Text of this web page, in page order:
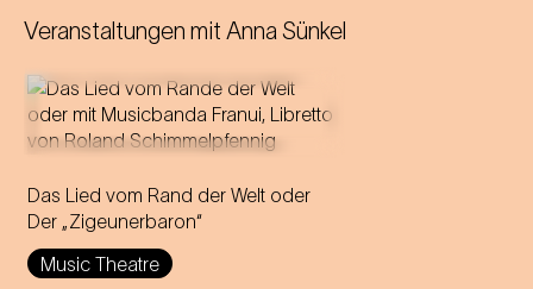
Veranstaltungen mit Anna Sünkel
Das Lied vom Rand der Welt oder
Der „Zigeunerbaron“
Music Theatre